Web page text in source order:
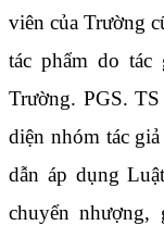
viên của Trường
tác phẩm do tác
Trường. PGS.
diện nhóm tác
dẫn áp dụng
chuyển nhượng,